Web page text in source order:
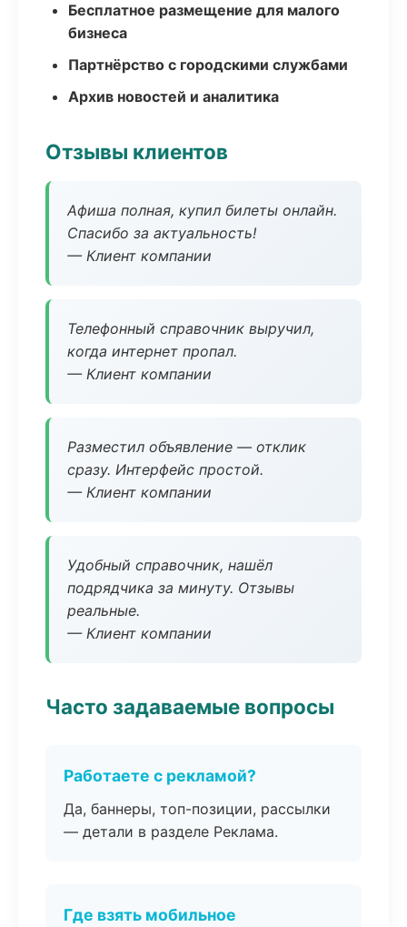
Бесплатное размещение для малого
бизнеса
Партнёрство с городскими службами
Архив новостей и аналитика
Отзывы клиентов
Афиша полная, купил билеты онлайн.
Спасибо за актуальность!
— Клиент компании
Телефонный справочник выручил,
когда интернет пропал.
— Клиент компании
Разместил объявление — отклик
сразу. Интерфейс простой.
— Клиент компании
Удобный справочник, нашёл
подрядчика за минуту. Отзывы
реальные.
— Клиент компании
Часто задаваемые вопросы
Работаете с рекламой?
Да, баннеры, топ-позиции, рассылки
— детали в разделе Реклама.
Где взять мобильное